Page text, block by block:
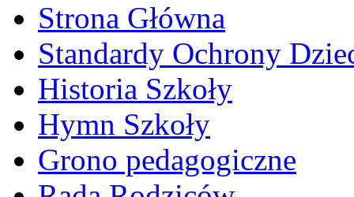
Strona Główna
Standardy Ochrony
Historia Szkoły
Hymn Szkoły
Grono pedagogiczne